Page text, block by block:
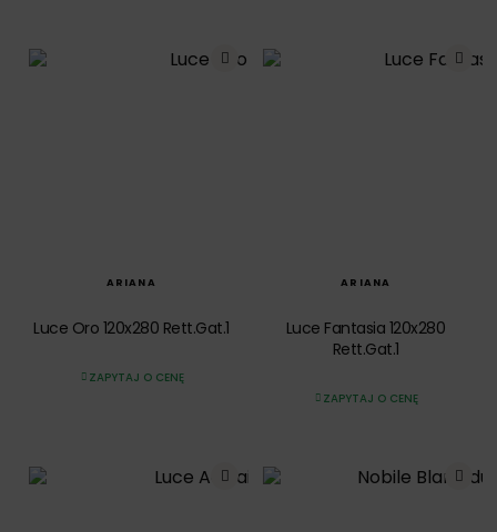
ARIANA
Luce Oro 120x280 Rett.Gat.1
ZAPYTAJ O CENĘ
ARIANA
Luce Fantasia 120x280
Rett.Gat.1
ZAPYTAJ O CENĘ